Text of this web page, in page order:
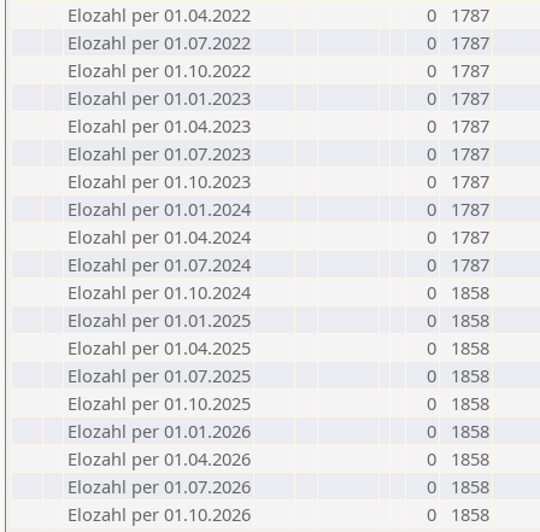
Elozahl per 01.04.2022
0
1787
Elozahl per 01.07.2022
0
1787
Elozahl per 01.10.2022
0
1787
Elozahl per 01.01.2023
0
1787
Elozahl per 01.04.2023
0
1787
Elozahl per 01.07.2023
0
1787
Elozahl per 01.10.2023
0
1787
Elozahl per 01.01.2024
0
1787
Elozahl per 01.04.2024
0
1787
Elozahl per 01.07.2024
0
1787
Elozahl per 01.10.2024
0
1858
Elozahl per 01.01.2025
0
1858
Elozahl per 01.04.2025
0
1858
Elozahl per 01.07.2025
0
1858
Elozahl per 01.10.2025
0
1858
Elozahl per 01.01.2026
0
1858
Elozahl per 01.04.2026
0
1858
Elozahl per 01.07.2026
0
1858
Elozahl per 01.10.2026
0 1858